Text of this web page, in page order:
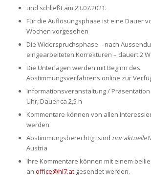
und schließt am 23.07.2021.
Für die Auflösungsphase ist eine Dauer
Wochen vorgesehen
Die Widerspruchsphase – nach
eingearbeiteten Korrekturen – dauert 2
Die Unterlagen werden mit Beginn des
Abstimmungsverfahrens online zur
Informationsveranstaltung / Präsentation
Uhr, Dauer ca 2,5 h
Kommentare können von allen
werden
Abstimmungsberechtigt sind nur aktuelle
Austria
Ihre Kommentare können mit einem
an office@hl7.atgesendet werden.